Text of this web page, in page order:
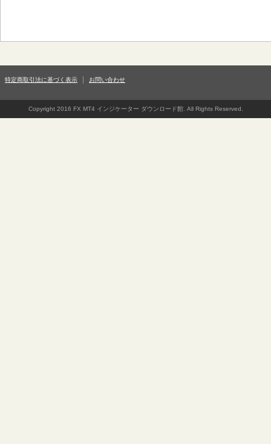
特定商取引法に基づく表示 お問い合わせ
Copyright 2016 FX MT4 インジケーター ダウンロード館. All Rights Reserved.